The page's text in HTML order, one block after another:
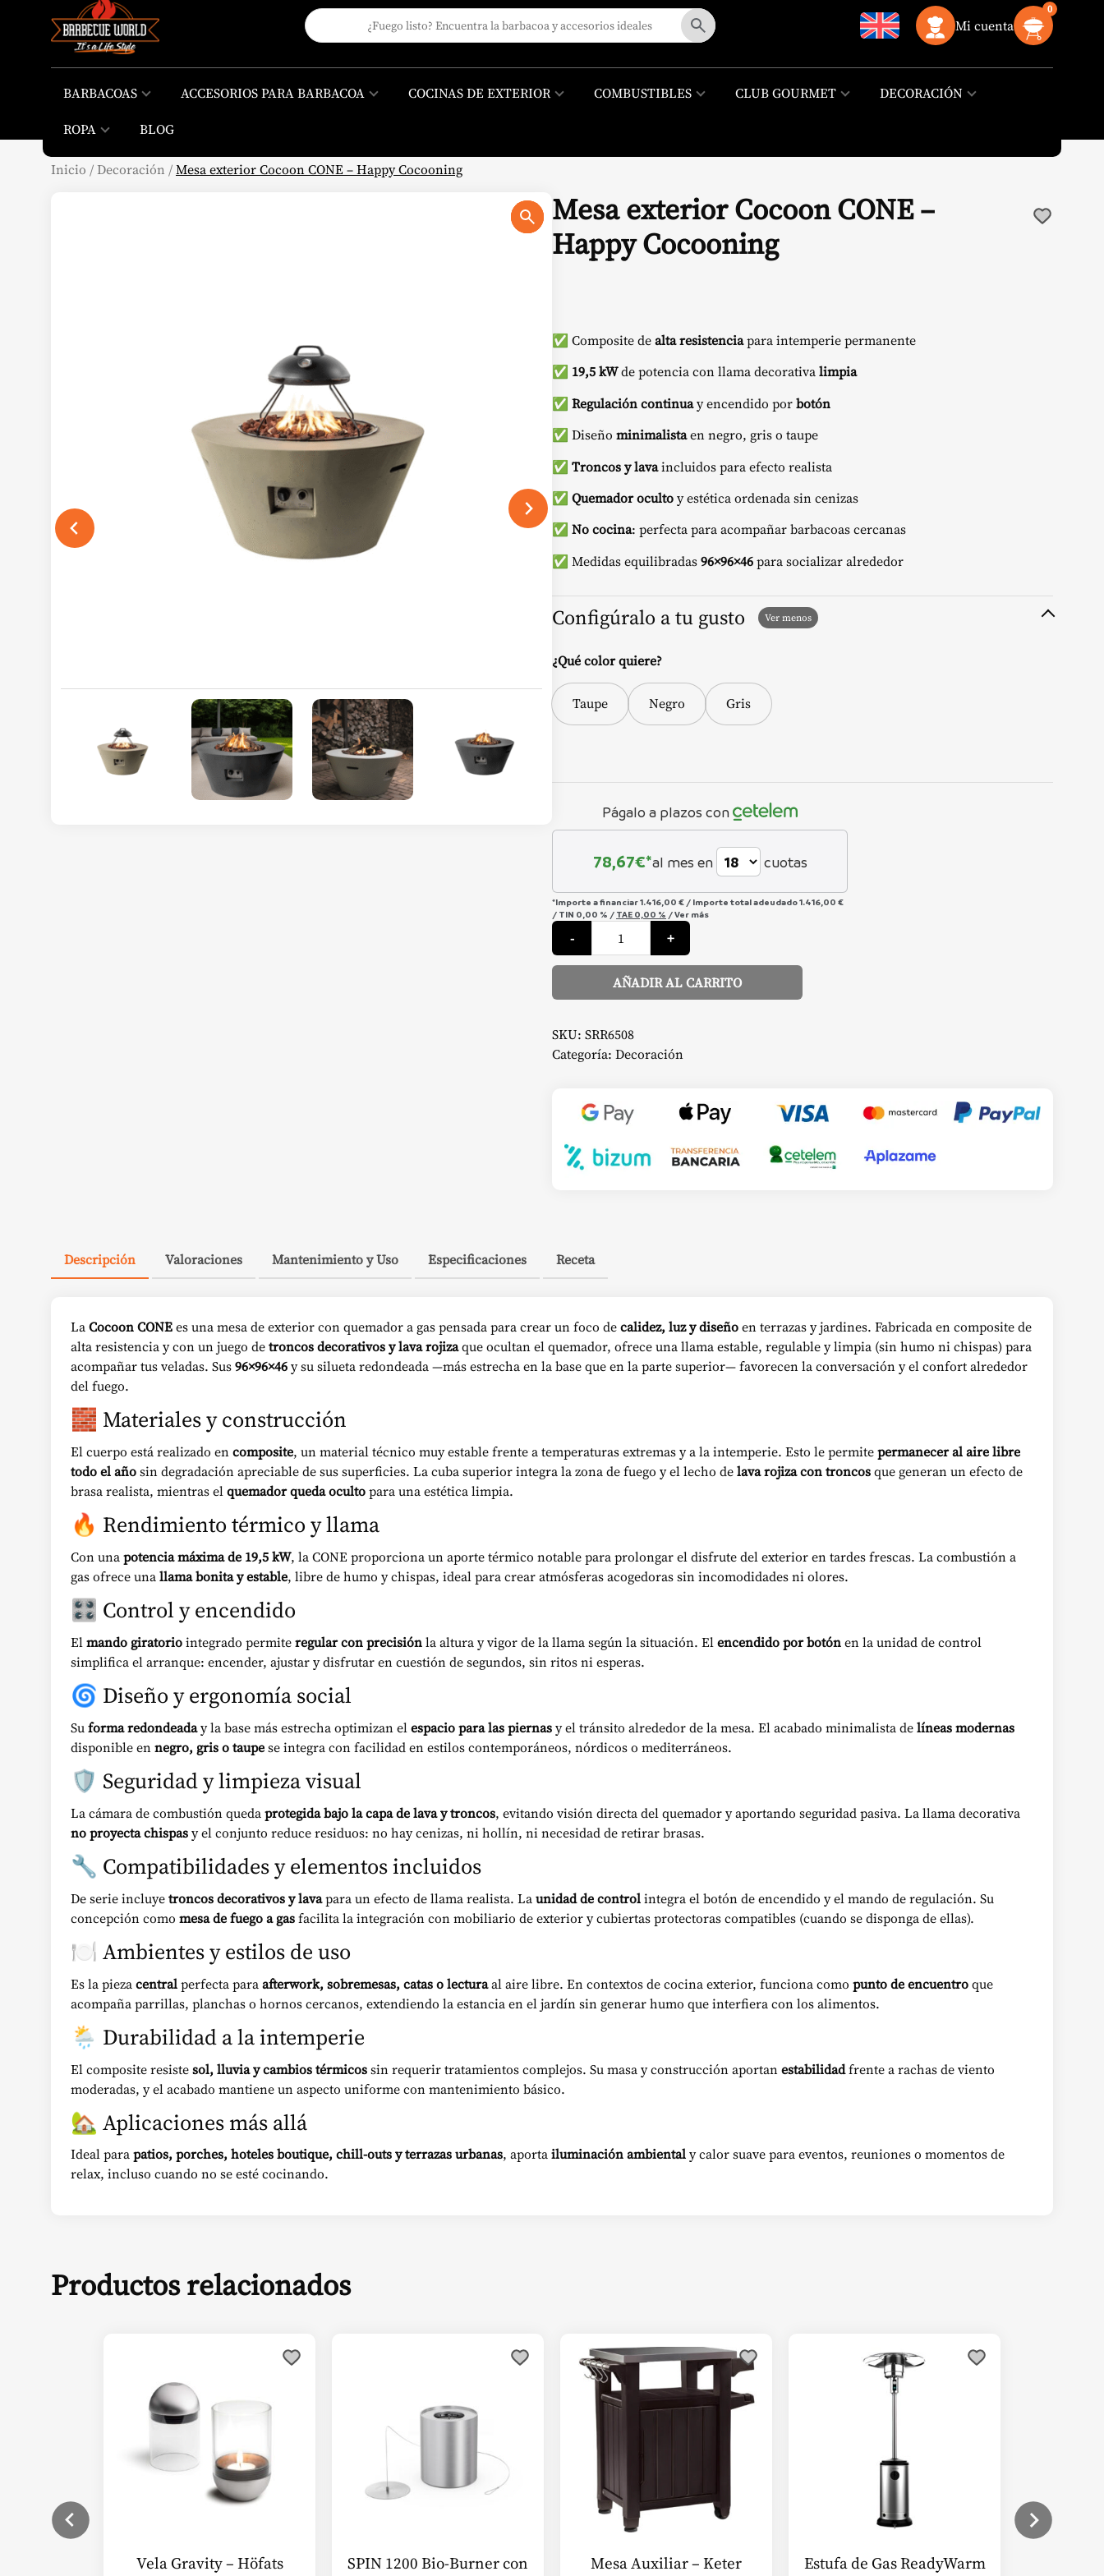
Mi cuenta
0
BARBACOAS ACCESORIOS PARA BARBACOA COCINAS DE EXTERIOR COMBUSTIBLES CLUB GOURMET
DECORACIÓN
ROPA
BLOG
Inicio /Decoración /Mesa exterior Cocoon CONE – Happy Cocooning
Mesa exterior Cocoon CONE –
Happy Cocooning
✅ Composite dealta resistenciapara intemperie permanente
✅ 19,5 kWde potencia con llama decorativalimpia
✅ Regulación continuay encendido porbotón
✅ Diseño minimalistaen negro, gris o taupe
✅ Troncos y lavaincluidos para efecto realista
✅ Quemador ocultoy estética ordenada sin cenizas
✅ No cocina: perfecta para acompañar barbacoas cercanas
✅ Medidas equilibradas96×96×46para socializar alrededor
Configúralo a tu gusto
¿Qué color quiere?
Taupe Negro Gris
Págalo a plazos con
78,67€*al mes en cuotas
*Importe a financiar1.416,00 € / Importe total adeudado1.416,00 €
/ TIN 0,00 % / TAE 0,00 % /Ver más
-
Mesa
exterior
Cocoon
CONE
Happy
Cocooning
+
AÑADIR AL CARRITO
SKU: SRR6508
Categoría: Decoración
Descripción Valoraciones Mantenimiento y Uso Especificaciones Receta
LaCocoon CONEes una mesa de exterior con quemador a gas pensada para crear un foco decalidez, luz y diseñoen terrazas y jardines. Fabricada en composite de
alta resistencia y con un juego detroncos decorativos y lava rojizaque ocultan el quemador, ofrece una llama estable, regulable y limpia (sin humo ni chispas) para
acompañar tus veladas. Sus96×96×46y su silueta redondeada —más estrecha en la base que en la parte superior— favorecen la conversación y el confort alrededor
del fuego.
🧱 Materiales y construcción
El cuerpo está realizado encomposite, un material técnico muy estable frente a temperaturas extremas y a la intemperie. Esto le permitepermanecer al aire libre
todo el añosin degradación apreciable de sus superficies. La cuba superior integra la zona de fuego y el lecho delava rojiza con troncosque generan un efecto de
brasa realista, mientras elquemador queda ocultopara una estética limpia.
🔥 Rendimiento térmico y llama
Con unapotencia máxima de 19,5 kW, la CONE proporciona un aporte térmico notable para prolongar el disfrute del exterior en tardes frescas. La combustión a
gas ofrece unallama bonita y estable, libre de humo y chispas, ideal para crear atmósferas acogedoras sin incomodidades ni olores.
🎛️ Control y encendido
Elmando giratoriointegrado permiteregular con precisiónla altura y vigor de la llama según la situación. Elencendido por botónen la unidad de control
simplifica el arranque: encender, ajustar y disfrutar en cuestión de segundos, sin ritos ni esperas.
🌀 Diseño y ergonomía social
Suforma redondeaday la base más estrecha optimizan elespacio para las piernasy el tránsito alrededor de la mesa. El acabado minimalista delíneas modernas
disponible ennegro, gris o taupese integra con facilidad en estilos contemporáneos, nórdicos o mediterráneos.
🛡️ Seguridad y limpieza visual
La cámara de combustión quedaprotegida bajo la capa de lava y troncos, evitando visión directa del quemador y aportando seguridad pasiva. La llama decorativa
no proyecta chispasy el conjunto reduce residuos: no hay cenizas, ni hollín, ni necesidad de retirar brasas.
🔧 Compatibilidades y elementos incluidos
De serie incluyetroncos decorativos y lavapara un efecto de llama realista. Launidad de controlintegra el botón de encendido y el mando de regulación. Su
concepción como mesa de fuego a gasfacilita la integración con mobiliario de exterior y cubiertas protectoras compatibles (cuando se disponga de ellas).
🍽️ Ambientes y estilos de uso
Es la piezacentralperfecta paraafterwork, sobremesas, catas o lecturaal aire libre. En contextos de cocina exterior, funciona como punto de encuentroque
acompaña parrillas, planchas o hornos cercanos, extendiendo la estancia en el jardín sin generar humo que interfiera con los alimentos.
🌦️ Durabilidad a la intemperie
El composite resistesol, lluvia y cambios térmicossin requerir tratamientos complejos. Su masa y construcción aportanestabilidadfrente a rachas de viento
moderadas, y el acabado mantiene un aspecto uniforme con mantenimiento básico.
🏡 Aplicaciones más allá
Ideal parapatios, porches, hoteles boutique, chill-outs y terrazas urbanas, aportailuminación ambientaly calor suave para eventos, reuniones o momentos de
relax, incluso cuando no se esté cocinando.
Productos relacionados
Vela Gravity – Höfats
SPIN 1200 Bio-Burner con
Mesa Auxiliar – Keter
Este
producto
tiene
múltiples
variantes.
pueden
Estufa de Gas ReadyWarm